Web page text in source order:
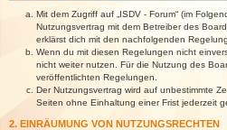
Mit dem Zugriff auf „ISDV - Forum“ (im
Nutzungsvertrag mit dem Betreiber des
erklärst dich mit den nachfolgenden
Wenn du mit diesen Regelungen nicht
nicht weiter nutzen. Für die Nutzung des
veröffentlichten Regelungen.
Der Nutzungsvertrag wird auf unbestimmte
Seiten ohne Einhaltung einer Frist jederzeit
2. EINRÄUMUNG VON NUTZUNGSRECHTEN